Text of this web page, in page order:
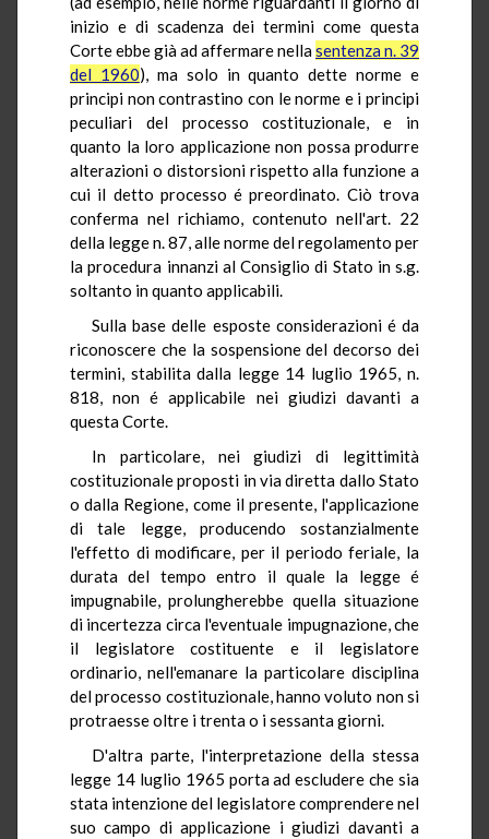
inizio e di scadenza dei termini come questa
Corte ebbe già ad affermare nellasentenza n. 39
del 1960), ma solo in quanto dette norme e
principi non contrastino con le norme e i principi
peculiari del processo costituzionale, e in
quanto la loro applicazione non possa produrre
alterazioni o distorsioni rispetto alla funzione a
cui il detto processo é preordinato. Ciò trova
conferma nel richiamo, contenuto nell'art. 22
della legge n. 87, alle norme del regolamento per
la procedura innanzi al Consiglio di Stato in s.g.
soltanto in quanto applicabili.
Sulla base delle esposte considerazioni é da
riconoscere che la sospensione del decorso dei
termini, stabilita dalla legge 14 luglio 1965, n.
818, non é applicabile nei giudizi davanti a
questa Corte.
In particolare, nei giudizi di legittimità
costituzionale proposti in via diretta dallo Stato
o dalla Regione, come il presente, l'applicazione
di tale legge, producendo sostanzialmente
l'effetto di modificare, per il periodo feriale, la
durata del tempo entro il quale la legge é
impugnabile, prolungherebbe quella situazione
di incertezza circa l'eventuale impugnazione, che
il legislatore costituente e il legislatore
ordinario, nell'emanare la particolare disciplina
del processo costituzionale, hanno voluto non si
protraesse oltre i trenta o i sessanta giorni.
D'altra parte, l'interpretazione della stessa
legge 14 luglio 1965 porta ad escludere che sia
stata intenzione del legislatore comprendere nel
suo campo di applicazione i giudizi davanti a